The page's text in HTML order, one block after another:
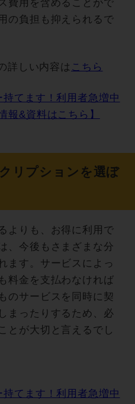
費用を含めることがで
の負担も抑えられるで
詳しい内容は こちら
持てます！利用者急増中
報&資料はこちら】
リプションを選ぼ
よりも、お得に利用で
、今後もさまざまな分
ます。サービスによっ
料金を支払わなければ
のサービスを同時に契
まったりするため、必
とが大切と言えるでし
持てます！利用者急増中